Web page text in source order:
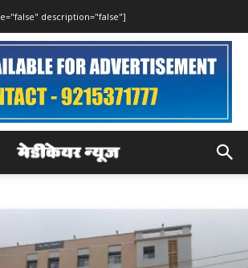
description="false"]